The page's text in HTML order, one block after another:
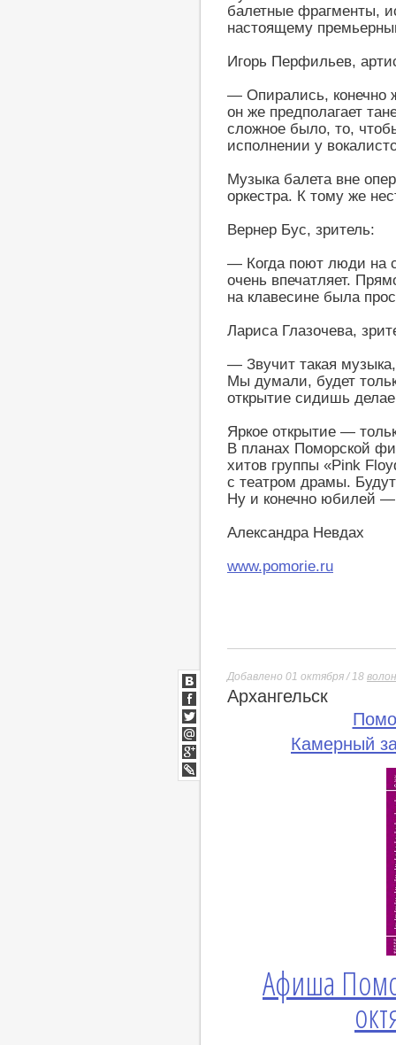
балетные фрагменты,
настоящему
Игорь Перфильев,
— Опирались, конечно
он же предполагает
сложное было, то,
исполнении у
Музыка балета вне
оркестра. К тому же
Вернер Бус, зритель:
— Когда поют люди на
очень впечатляет.
на клавесине была
Лариса Глазочева,
— Звучит такая
Мы думали, будет
открытие сидишь
Яркое открытие —
В планах Поморской
хитов группы «Pink
с театром драмы.
Ну и конечно юбилей
Александра Невдах
www.pomorie.ru
Добавлено 01 октября / 18
Архангельск
Камерный
Афиша
ВКонтакте
Facebook
Twitter
Мой
Мир
Google+
lj